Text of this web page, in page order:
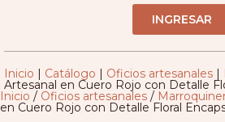
INGRESAR
Inicio | Catálogo | Oficios artesanales |
Artesanal en Cuero Rojo con Detalle
Inicio / Oficios artesanales /
en Cuero Rojo con Detalle Floral